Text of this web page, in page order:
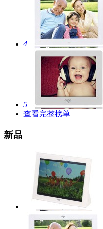
4
5
查看完整榜单
新品